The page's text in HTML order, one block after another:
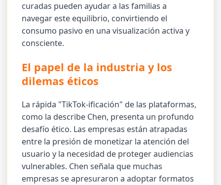
curadas pueden ayudar a las familias a
navegar este equilibrio, convirtiendo el
consumo pasivo en una visualización activa y
consciente.
El papel de la industria y los
dilemas éticos
La rápida "TikTok-ificación" de las plataformas,
como la describe Chen, presenta un profundo
desafío ético. Las empresas están atrapadas
entre la presión de monetizar la atención del
usuario y la necesidad de proteger audiencias
vulnerables. Chen señala que muchas
empresas se apresuraron a adoptar formatos